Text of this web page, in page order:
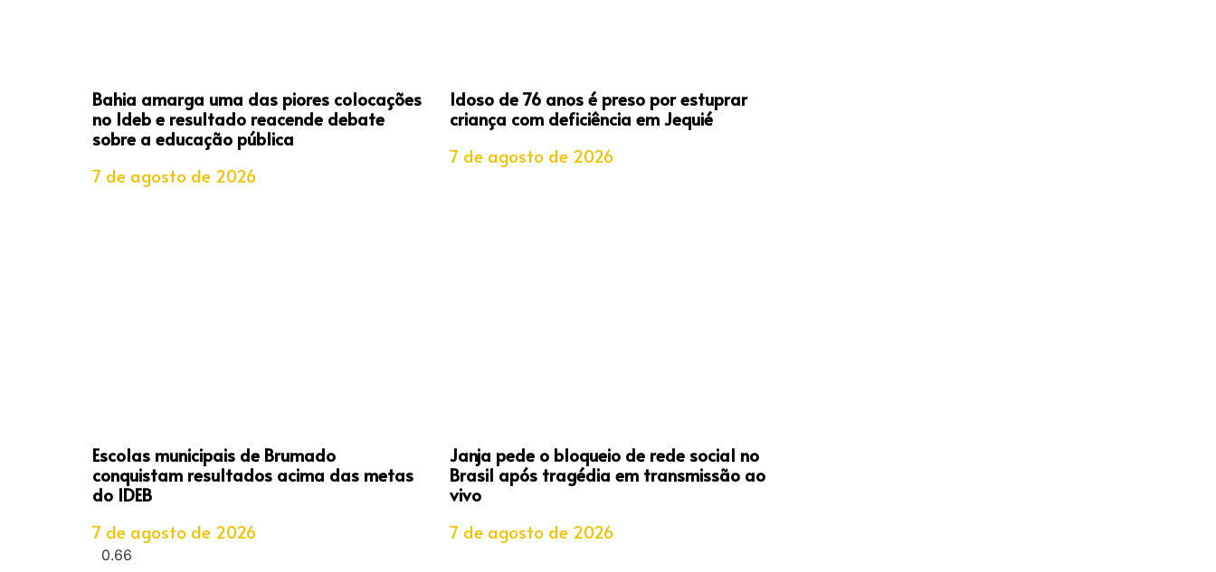
Bahia amarga uma das piores colocações
no Ideb e resultado reacende debate
sobre a educação pública
7 de agosto de 2026
Idoso de 76 anos é preso por estuprar
criança com deficiência em Jequié
7 de agosto de 2026
Escolas municipais de Brumado
conquistam resultados acima das metas
do IDEB
7 de agosto de 2026
Janja pede o bloqueio de rede social no
Brasil após tragédia em transmissão ao
vivo
7 de agosto de 2026